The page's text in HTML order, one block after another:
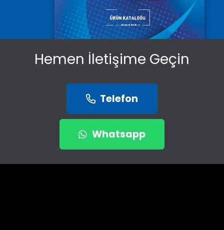
Hemen İletişime Geçin
Telefon
Whatsapp